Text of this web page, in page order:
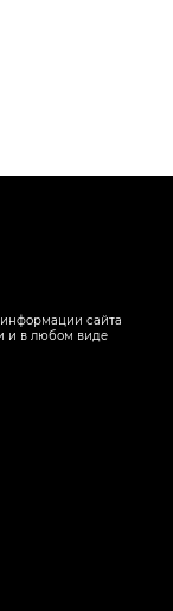
сайта
и в любом виде